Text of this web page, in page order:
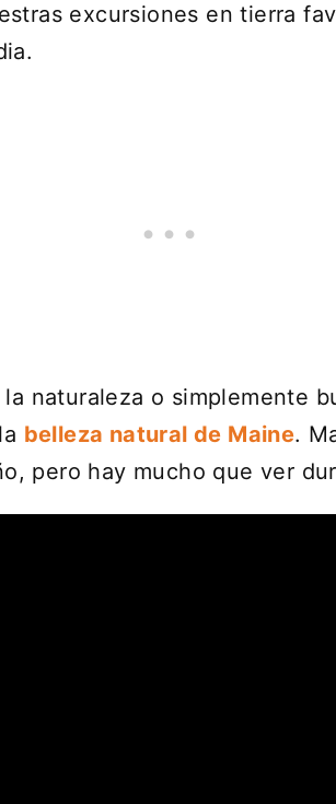
excursiones en tierra
naturaleza o simplemente
belleza natural de Maine.
pero hay mucho que ver